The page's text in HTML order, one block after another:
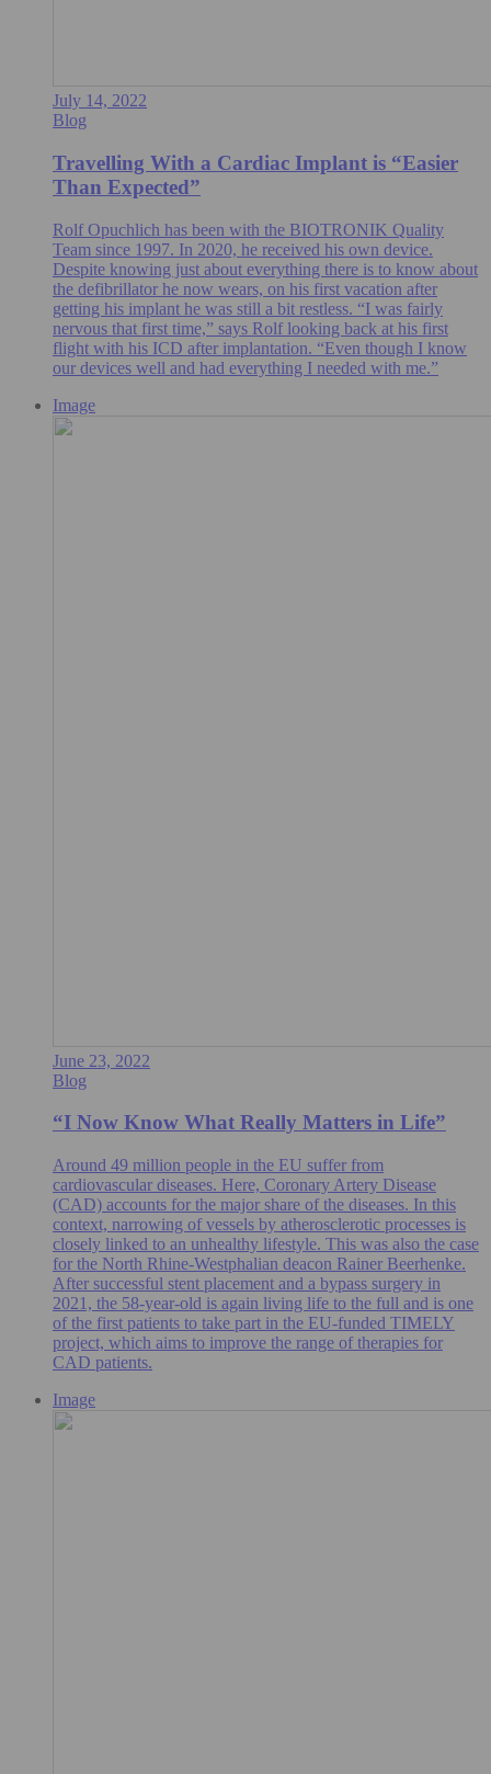
July 14, 2022
Blog
Travelling With a Cardiac Implant is “Easier
Than Expected”
Rolf Opuchlich has been with the BIOTRONIK Quality
Team since 1997. In 2020, he received his own device.
Despite knowing just about everything there is to know about
the defibrillator he now wears, on his first vacation after
getting his implant he was still a bit restless. “I was fairly
nervous that first time,” says Rolf looking back at his first
flight with his ICD after implantation. “Even though I know
our devices well and had everything I needed with me.”
Image
June 23, 2022
Blog
“I Now Know What Really Matters in Life”
Around 49 million people in the EU suffer from
cardiovascular diseases. Here, Coronary Artery Disease
(CAD) accounts for the major share of the diseases. In this
context, narrowing of vessels by atherosclerotic processes is
closely linked to an unhealthy lifestyle. This was also the case
for the North Rhine-Westphalian deacon Rainer Beerhenke.
After successful stent placement and a bypass surgery in
2021, the 58-year-old is again living life to the full and is one
of the first patients to take part in the EU-funded TIMELY
project, which aims to improve the range of therapies for
CAD patients.
Image